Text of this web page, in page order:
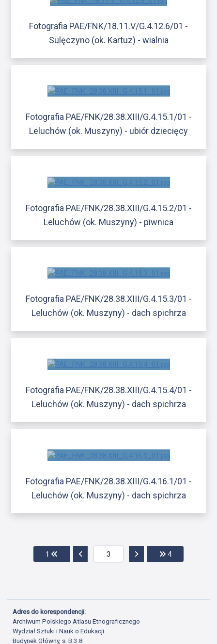
Fotografia PAE/FNK/18.11.V/G.4.12.6/01 -
Sulęczyno (ok. Kartuz) - wialnia
Fotografia PAE/FNK/28.38.XIII/G.4.15.1/01 -
Leluchów (ok. Muszyny) - ubiór dziecięcy
Fotografia PAE/FNK/28.38.XIII/G.4.15.2/01 -
Leluchów (ok. Muszyny) - piwnica
Fotografia PAE/FNK/28.38.XIII/G.4.15.3/01 -
Leluchów (ok. Muszyny) - dach spichrza
Fotografia PAE/FNK/28.38.XIII/G.4.15.4/01 -
Leluchów (ok. Muszyny) - dach spichrza
Fotografia PAE/FNK/28.38.XIII/G.4.16.1/01 -
Leluchów (ok. Muszyny) - dach spichrza
1 Przejdź do pierwszej strony
Przejdź do poprzedniej stronyPrzejdź do następnej
4Przejdź do
Adres do korespondencji:
Archiwum Polskiego Atlasu Etnograficznego
Wydział Sztuki i Nauk o Edukacji
Budynek Główny, s. B.3.8